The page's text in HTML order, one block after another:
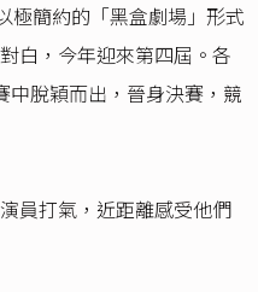
極簡約的「黑盒劇場」形式
白，今年迎來第四屆。各
脫穎而出，晉身決賽，競
員打氣，近距離感受他們